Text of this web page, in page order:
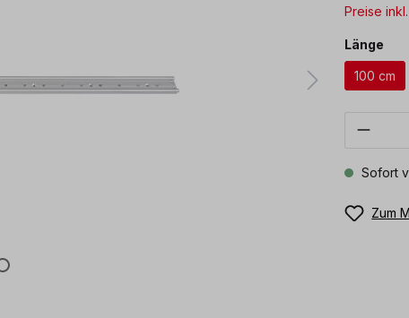
Preise
Länge
100 cm
Sofort
Zum